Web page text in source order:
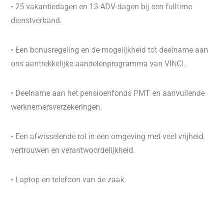
• 25 vakantiedagen en 13 ADV-dagen bij een fulltime
dienstverband.
• Een bonusregeling en de mogelijkheid tot deelname aan
ons aantrekkelijke aandelenprogramma van VINCI.
• Deelname aan het pensioenfonds PMT en aanvullende
werknemersverzekeringen.
• Een afwisselende rol in een omgeving met veel vrijheid,
vertrouwen en verantwoordelijkheid.
• Laptop en telefoon van de zaak.